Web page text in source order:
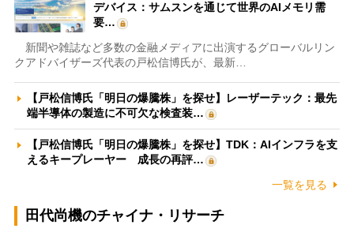
デバイス：サムスンを通じて世界のAIメモリ需
要…
新聞や雑誌など多数の金融メディアに出演するグローバルリン
クアドバイザーズ代表の戸松信博氏が、最新…
【戸松信博氏「明日の爆騰株」を探せ】レーザーテック：最先
端半導体の製造に不可欠な検査装…
【戸松信博氏「明日の爆騰株」を探せ】TDK：AIインフラを支
えるキープレーヤー 成長の再評…
一覧を見る
田代尚機のチャイナ・リサーチ